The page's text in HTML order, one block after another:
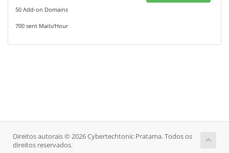
50 Add-on Domains
700 sent Mails/Hour
Direitos autorais © 2026 Cybertechtonic Pratama. Todos os
direitos reservados.